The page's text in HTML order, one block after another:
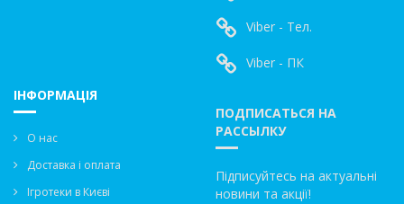
Viber - Тел.
Viber - ПК
ІНФОРМАЦІЯ
О нас
Доставка і оплата
Ігротеки в Києві
ПОДПИСАТЬСЯ НА
РАССЫЛКУ
Підписуйтесь на актуальні
новини та акції!